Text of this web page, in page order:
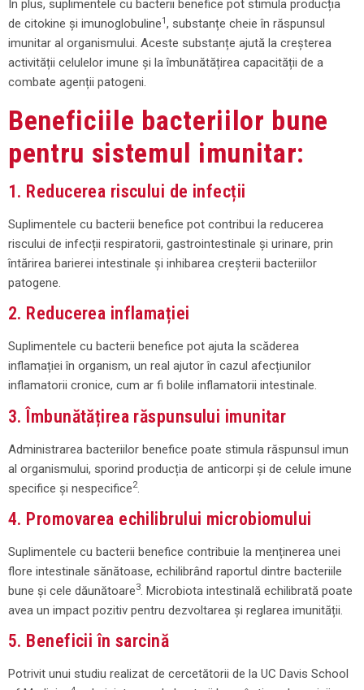
În plus, suplimentele cu bacterii benefice pot stimula producția
de citokine și imunoglobuline1, substanțe cheie în răspunsul
imunitar al organismului. Aceste substanțe ajută la creșterea
activității celulelor imune și la îmbunătățirea capacității de a
combate agenții patogeni.
Beneficiile bacteriilor bune
pentru sistemul imunitar:
1. Reducerea riscului de infecții
Suplimentele cu bacterii benefice pot contribui la reducerea
riscului de infecții respiratorii, gastrointestinale și urinare, prin
întărirea barierei intestinale și inhibarea creșterii bacteriilor
patogene.
2. Reducerea inflamației
Suplimentele cu bacterii benefice pot ajuta la scăderea
inflamației în organism, un real ajutor în cazul afecțiunilor
inflamatorii cronice, cum ar fi bolile inflamatorii intestinale.
3. Îmbunătățirea răspunsului imunitar
Administrarea bacteriilor benefice poate stimula răspunsul imun
al organismului, sporind producția de anticorpi și de celule imune
specifice și nespecifice2.
4. Promovarea echilibrului microbiomului
Suplimentele cu bacterii benefice contribuie la menținerea unei
flore intestinale sănătoase, echilibrând raportul dintre bacteriile
bune și cele dăunătoare3. Microbiota intestinală echilibrată poate
avea un impact pozitiv pentru dezvoltarea și reglarea imunității.
5. Beneficii în sarcină
Potrivit unui studiu realizat de cercetătorii de la UC Davis School